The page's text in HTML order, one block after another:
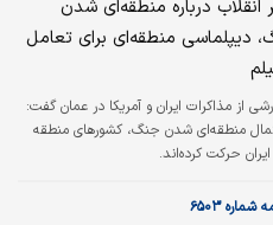
انقلاب درباره منطقه‌ای شدن
دیپلماسی منطقه‌ای برای تعامل
از مذاکرات ایران و آمریکا در عمان گفت:
منطقه‌ای شدن جنگ، کشورهای منطقه
حرکت کرده‌اند.
شماره ۶۵۰۳